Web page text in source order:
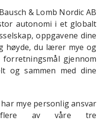
& Lomb Nordic AB
autonomi i et globalt
oppgavene dine
høyde, du lærer mye og
gjennom
og sammen med dine
mye personlig ansvar
av våre tre